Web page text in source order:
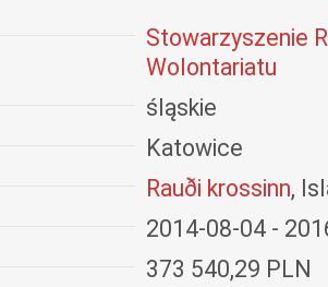
Stowarzyszenie
Wolontariatu
śląskie
Katowice
Rauði krossinn,
2014-08-04 -
373 540,29 PLN